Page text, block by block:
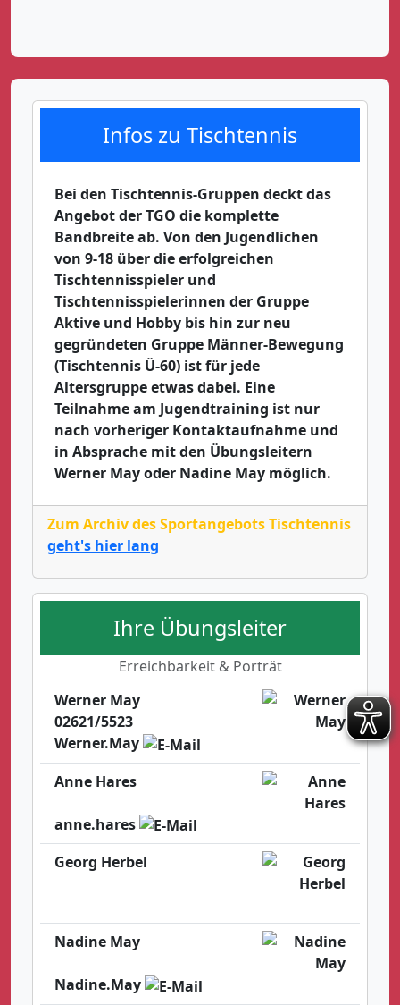
Infos zu Tischtennis
Bei den Tischtennis-Gruppen deckt das
Angebot der TGO die komplette
Bandbreite ab. Von den Jugendlichen
von 9-18 über die erfolgreichen
Tischtennisspieler und
Tischtennisspielerinnen der Gruppe
Aktive und Hobby bis hin zur neu
gegründeten Gruppe Männer-Bewegung
(Tischtennis Ü-60) ist für jede
Altersgruppe etwas dabei. Eine
Teilnahme am Jugendtraining ist nur
nach vorheriger Kontaktaufnahme und
in Absprache mit den Übungsleitern
Werner May oder Nadine May möglich.
Zum Archiv des Sportangebots Tischtennis
geht's hier lang
Ihre Übungsleiter
Erreichbarkeit & Porträt
Werner May
02621/5523
Werner.May
Anne Hares
anne.hares
Georg Herbel
Nadine May
Nadine.May